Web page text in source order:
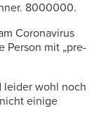
8000000.
Coronavirus
Person mit „pre-
leider wohl noch
einige